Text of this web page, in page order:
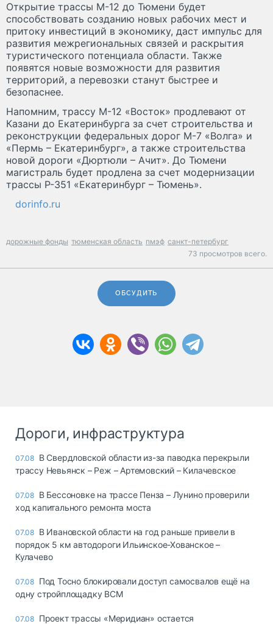
Открытие трассы М-12 до Тюмени будет
способствовать созданию новых рабочих мест и
притоку инвестиций в экономику, даст импульс для
развития межрегиональных связей и раскрытия
туристического потенциала области. Также
появятся новые возможности для развития
территорий, а перевозки станут быстрее и
безопаснее.
Напомним, трассу М-12 «Восток» продлевают от
Казани до Екатеринбурга за счет строительства и
реконструкции федеральных дорог М-7 «Волга» и
«Пермь – Екатеринбург», а также строительства
новой дороги «Дюртюли – Ачит». До Тюмени
магистраль будет продлена за счет модернизации
трассы Р-351 «Екатеринбург – Тюмень».
dorinfo.ru
дорожные фонды тюменская область пмэф санкт-петербург
73 просмотров всего.
ОБСУДИТЬ
Дороги, инфраструктура
07.08 В Свердловской области из-за паводка перекрыли
трассу Невьянск – Реж – Артемовский – Килачевское
07.08 В Бессоновке на трассе Пенза – Лунино проверили
ход капитального ремонта моста
07.08 В Ивановской области на год раньше привели в
порядок 5 км автодороги Ильинское-Хованское –
Кулачево
07.08 Под Тосно блокировали доступ самосвалов ещё на
одну стройплощадку ВСМ
07.08 Проект трассы «Меридиан» остается